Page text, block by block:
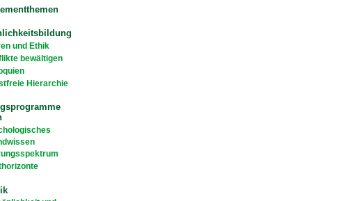
und Ethik
bewältigen
Hierarchie